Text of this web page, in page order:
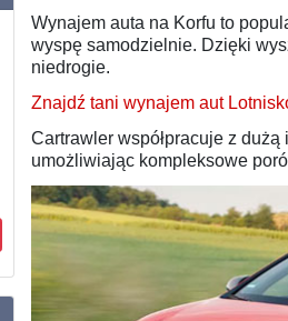
Wynajem auta na Korfu to
wyspę samodzielnie. Dzięki
niedrogie.
Znajdź tani wynajem aut
Cartrawler współpracuje z
umożliwiając kompleksowe